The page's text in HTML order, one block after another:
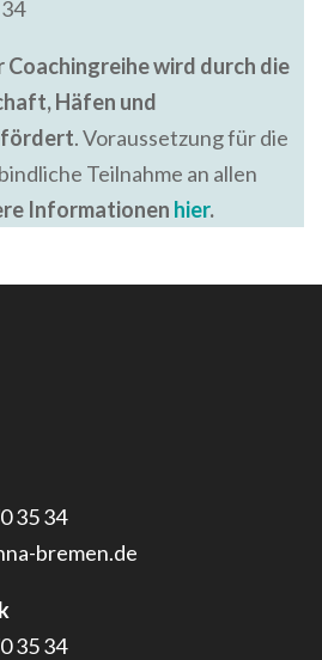
Coachingreihe wird durch die
Häfen und
. Voraussetzung für die
Teilnahme an allen
Informationen hier.
35 34
bremen.de
35 34